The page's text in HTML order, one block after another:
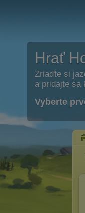
Hrať
Zriaďte si
a pridajte sa
Vyberte